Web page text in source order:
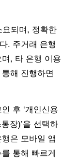
되며, 정확한
. 주거래 은행
, 타 은행 이용
해 진행하면
후 ‘개인신용
장)’을 선택하
은 모바일 앱
를 통해 빠르게